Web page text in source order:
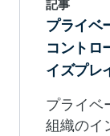
記事
プライベ
コントロ
イズプレ
プライベ
組織のイ